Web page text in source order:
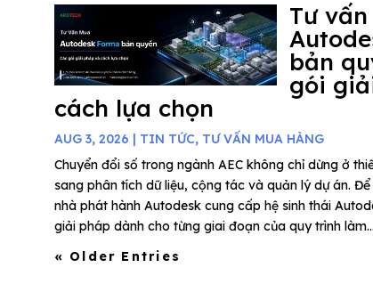
Tư
bản
gói
cách lựa chọn
AUG 3, 2026 | TIN TỨC, TƯ VẤN MUA HÀNG
Chuyển đổi số trong ngành AEC không chỉ dừng ở
sang phân tích dữ liệu, cộng tác và quản lý dự án.
nhà phát hành Autodesk cung cấp hệ sinh thái
giải pháp dành cho từng giai đoạn của quy trình làm...
« Older Entries